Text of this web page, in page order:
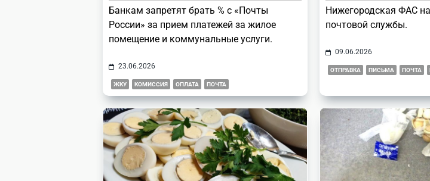
Банкам запретят брать % с «Почты
России» за прием платежей за жилое
помещение и коммунальные услуги.
23.06.2026
ЖКУ КОМИССИЯ ОПЛАТА ПОЧТА
Нижегородская ФАС
почтовой службы.
09.06.2026
ОТПРАВКА ПИСЬМА ПОЧТА